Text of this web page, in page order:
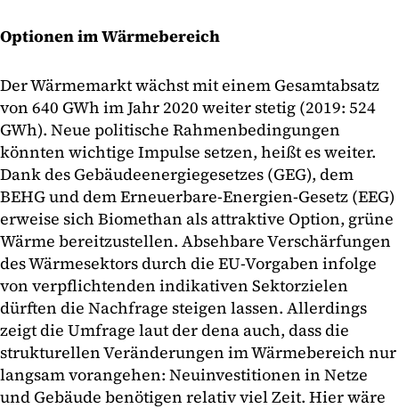
Optionen im Wärmebereich
Der Wärmemarkt wächst mit einem Gesamtabsatz
von 640 GWh im Jahr 2020 weiter stetig (2019: 524
GWh). Neue politische Rahmenbedingungen
könnten wichtige Impulse setzen, heißt es weiter.
Dank des Gebäudeenergiegesetzes (GEG), dem
BEHG und dem Erneuerbare-Energien-Gesetz (EEG)
erweise sich Biomethan als attraktive Option, grüne
Wärme bereitzustellen. Absehbare Verschärfungen
des Wärmesektors durch die EU-Vorgaben infolge
von verpflichtenden indikativen Sektorzielen
dürften die Nachfrage steigen lassen. Allerdings
zeigt die Umfrage laut der dena auch, dass die
strukturellen Veränderungen im Wärmebereich nur
langsam vorangehen: Neuinvestitionen in Netze
und Gebäude benötigen relativ viel Zeit. Hier wäre